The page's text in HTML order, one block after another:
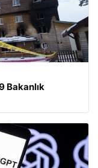
Bakanlık